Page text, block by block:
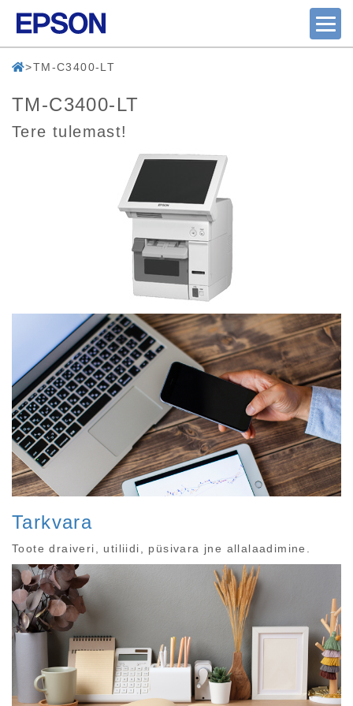
TM-C3400-LT
TM-C3400-LT
Tere tulemast!
Tarkvara
Toote draiveri, utiliidi, püsivara jne allalaadimine.